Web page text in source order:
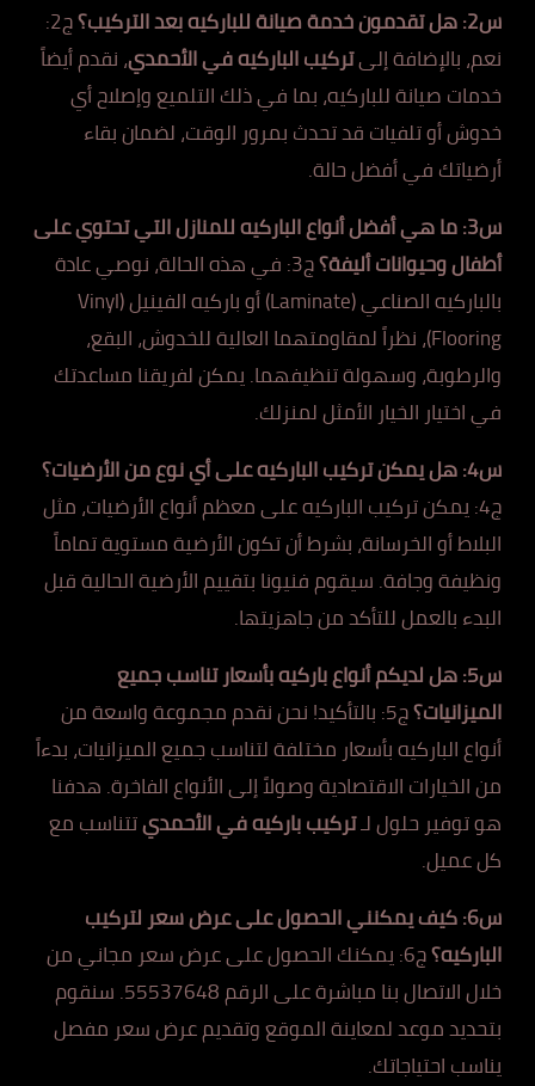
س2: هل تقدمون خدمة صيانة للباركيه بعد التركيب؟
ج2:
نعم، بالإضافة إلىتركيب الباركيه في الأحمدي، نقدم أيضاً
خدمات صيانة للباركيه، بما في ذلك التلميع وإصلاح أي
خدوش أو تلفيات قد تحدث بمرور الوقت، لضمان بقاء
أرضياتك في أفضل حالة.
س3: ما هي أفضل أنواع الباركيه للمنازل التي تحتوي على
أطفال وحيوانات أليفة؟
ج3: في هذه الحالة، نوصي عادة
بالباركيه الصناعي (Laminate) أو باركيه الفينيل (Vinyl
Flooring)، نظراً لمقاومتهما العالية للخدوش، البقع،
والرطوبة، وسهولة تنظيفهما. يمكن لفريقنا مساعدتك
في اختيار الخيار الأمثل لمنزلك.
س4: هل يمكن تركيب الباركيه على أي نوع من الأرضيات؟
ج4: يمكن تركيب الباركيه على معظم أنواع الأرضيات، مثل
البلاط أو الخرسانة، بشرط أن تكون الأرضية مستوية تماماً
ونظيفة وجافة. سيقوم فنيونا بتقييم الأرضية الحالية قبل
البدء بالعمل للتأكد من جاهزيتها.
س5: هل لديكم أنواع باركيه بأسعار تناسب جميع
الميزانيات؟
ج5: بالتأكيد! نحن نقدم مجموعة واسعة من
أنواع الباركيه بأسعار مختلفة لتناسب جميع الميزانيات، بدءاً
من الخيارات الاقتصادية وصولاً إلى الأنواع الفاخرة. هدفنا
هو توفير حلول لـتركيب باركيه في الأحمديتتناسب مع
كل عميل.
س6: كيف يمكنني الحصول على عرض سعر لتركيب
الباركيه؟
ج6: يمكنك الحصول على عرض سعر مجاني من
خلال الاتصال بنا مباشرة على الرقم 55537648. سنقوم
بتحديد موعد لمعاينة الموقع وتقديم عرض سعر مفصل
يناسب احتياجاتك.